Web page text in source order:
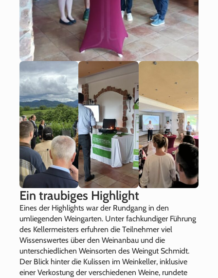
Ein traubiges Highlight
Eines der Highlights war der Rundgang in den
umliegenden Weingarten. Unter fachkundiger Führung
des Kellermeisters erfuhren die Teilnehmer viel
Wissenswertes über den Weinanbau und die
unterschiedlichen Weinsorten des Weingut Schmidt.
Der Blick hinter die Kulissen im Weinkeller, inklusive
einer Verkostung der verschiedenen Weine, rundete